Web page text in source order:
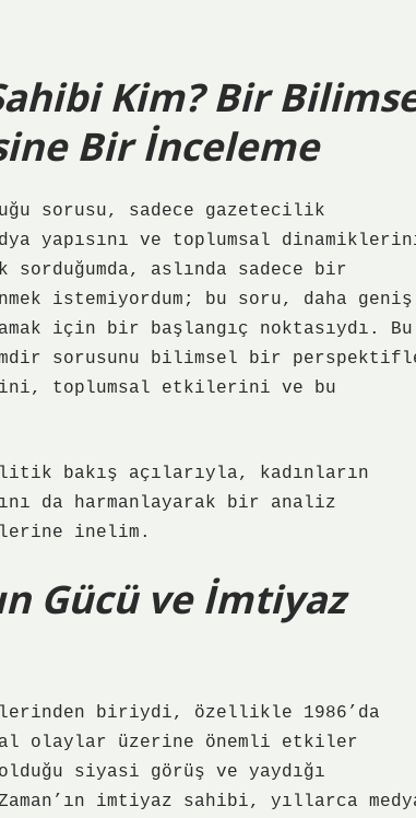
Kim? Bir
Bir İnceleme
sorusu, sadece gazetecilik
yapısını ve toplumsal
aslında sadece bir
istemiyordum; bu soru, daha geniş
için bir başlangıç noktasıydı. Bu
sorusunu bilimsel bir
toplumsal etkilerini ve bu
bakış açılarıyla, kadınların
da harmanlayarak bir analiz
inelim.
Gücü ve İmtiyaz
biriydi, özellikle 1986’da
olaylar üzerine önemli etkiler
siyasi görüş ve yaydığı
imtiyaz sahibi, yıllarca